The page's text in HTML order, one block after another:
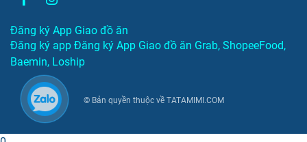
Đăng ký App Giao đồ ăn
Đăng ký app Đăng ký App Giao đồ ăn Grab, ShopeeFood,
Baemin, Loship
© Bản quyền thuộc về TATAMIMI.COM